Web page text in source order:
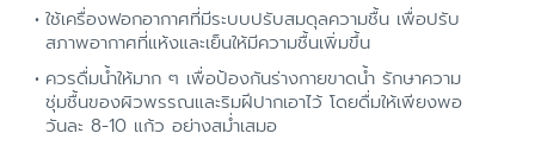
ใช้เครื่องฟอกอากาศที่มีระบบปรับสมดุลความชื้น เพื่อปรับ
สภาพอากาศที่แห้งและเย็นให้มีความชื้นเพิ่มขึ้น
ควรดื่มน้ำให้มาก ๆ เพื่อป้องกันร่างกายขาดน้ำ รักษาความ
ชุ่มชื้นของผิวพรรณและริมฝีปากเอาไว้ โดยดื่มให้เพียงพอ
วันละ 8-10 แก้ว อย่างสม่ำเสมอ